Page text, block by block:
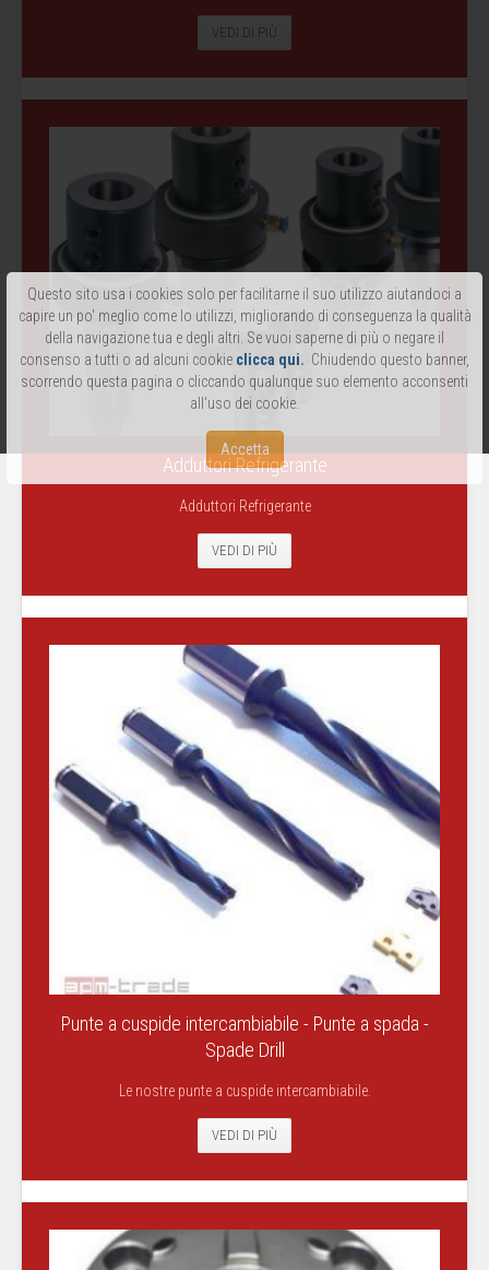
Questo sito usa i cookies solo per facilitarne il suo utilizzo aiutandoci a
capire un po' meglio come lo utilizzi, migliorando di conseguenza la qualità
della navigazione tua e degli altri. Se vuoi saperne di più o negare il
consenso a tutti o ad alcuni cookie clicca qui. Chiudendo questo banner,
scorrendo questa pagina o cliccando qualunque suo elemento acconsenti
all'uso dei cookie.
Accetta
VEDI DI PIÙ
Adduttori Refrigerante
Adduttori Refrigerante
VEDI DI PIÙ
Punte a cuspide intercambiabile - Punte a spada -
Spade Drill
Le nostre punte a cuspide intercambiabile.
VEDI DI PIÙ